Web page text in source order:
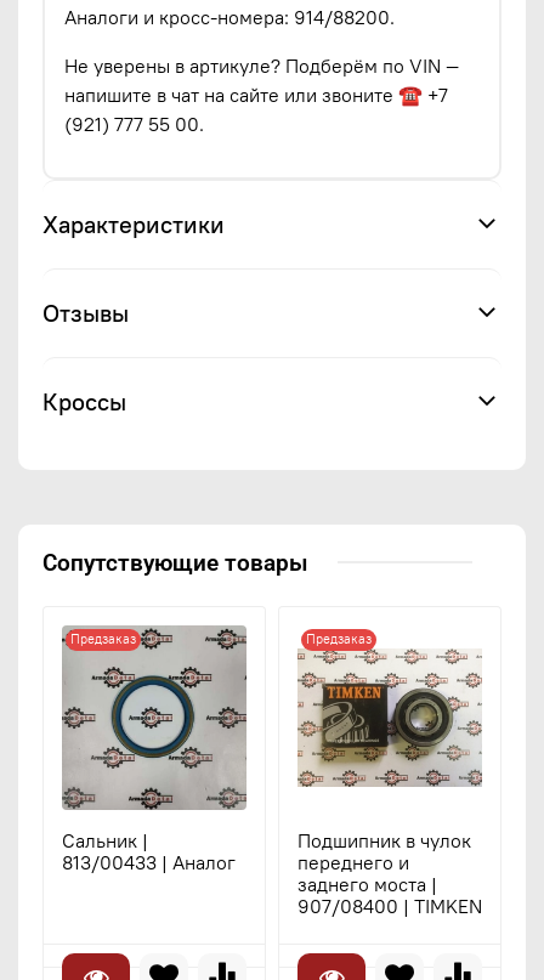
Аналоги и кросс-номера: 914/88200.
Не уверены в артикуле? Подберём по VIN —
напишите в чат на сайте или звоните ☎ +7
(921) 777 55 00.
Характеристики
Отзывы
Кроссы
Сопутствующие товары
Предзаказ
Сальник |
813/00433 | Аналог
Предзаказ
Подшипник в чулок
переднего и
заднего моста |
907/08400 | TIMKEN